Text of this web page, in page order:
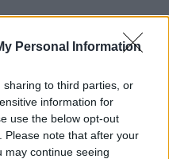
Personal Information
to third parties, or
information for
use the below opt-out
Please note that after your
may continue seeing